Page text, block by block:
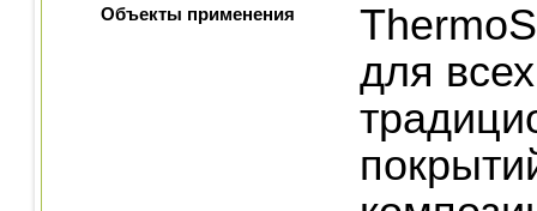
Объекты применения
для всех